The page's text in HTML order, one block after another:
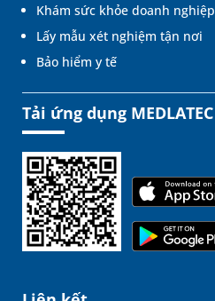
Khám sức khỏe doanh nghiệp
Lấy mẫu xét nghiệm tận nơi
Bảo hiểm y tế
Tải ứng dụng MEDLATEC